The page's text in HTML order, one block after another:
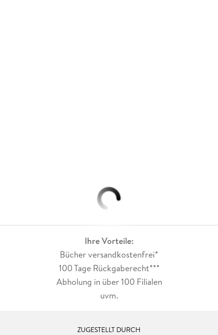
Ihre Vorteile:
Bücher versandkostenfrei*
100 Tage Rückgaberecht***
Abholung in über 100 Filialen
uvm.
ZUGESTELLT DURCH